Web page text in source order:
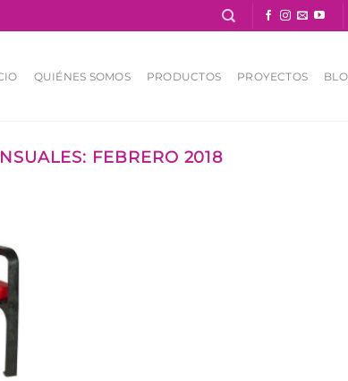
QUIÉNES SOMOS PRODUCTOS PROYECTOS
FEBRERO 2018